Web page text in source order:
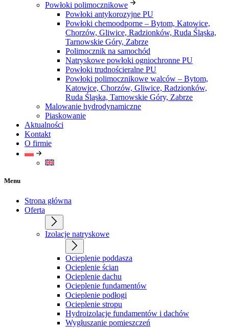
Powłoki polimocznikowe
Powłoki antykorozyjne PU
Powłoki chemoodporne – Bytom, Katowice,
Chorzów, Gliwice, Radzionków, Ruda Śląska,
Tarnowskie Góry, Zabrze
Polimocznik na samochód
Natryskowe powłoki ogniochronne PU
Powłoki trudnościeralne PU
Powłoki polimocznikowe walców – Bytom,
Katowice, Chorzów, Gliwice, Radzionków,
Ruda Śląska, Tarnowskie Góry, Zabrze
Malowanie hydrodynamiczne
Piaskowanie
Aktualności
Kontakt
O firmie
Menu
Strona główna
Oferta
Izolacje natryskowe
Ocieplenie poddasza
Ocieplenie ścian
Ocieplenie dachu
Ocieplenie fundamentów
Ocieplenie podłogi
Ocieplenie stropu
Hydroizolacje fundamentów i dachów
Wygłuszanie pomieszczeń